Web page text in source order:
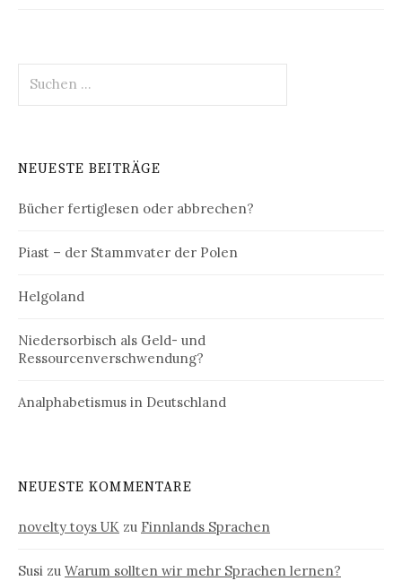
nach:
NEUESTE BEITRÄGE
Bücher fertiglesen oder abbrechen?
Piast – der Stammvater der Polen
Helgoland
Niedersorbisch als Geld- und
Ressourcenverschwendung?
Analphabetismus in Deutschland
NEUESTE KOMMENTARE
novelty toys UK zu Finnlands Sprachen
Susi zu Warum sollten wir mehr Sprachen lernen?